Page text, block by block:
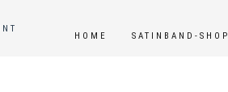
HOME SATINBAND-SHOP